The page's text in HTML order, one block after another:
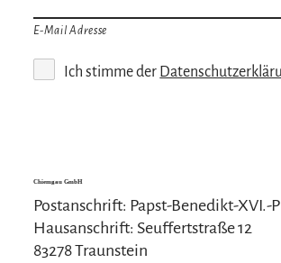
E-Mail Adresse
Ich stimme der
Chiemgau GmbH
Postanschrift: Papst-Benedikt-XVI.-
Hausanschrift: Seuffertstraße 12
83278 Traunstein